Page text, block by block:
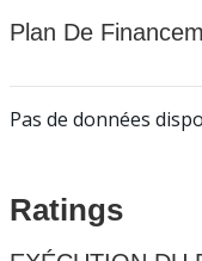
Plan De
Pas de données
Ratings